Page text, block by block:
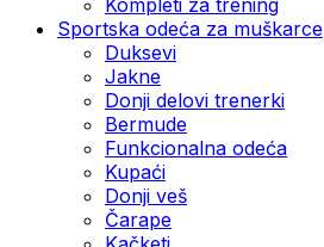
Sportska odeća za muškarce
Duksevi
Jakne
Donji delovi trenerki
Bermude
Funkcionalna odeća
Kupaći
Donji veš
Čarape